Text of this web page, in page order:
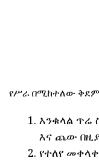
የሥራ በሚከተለው
እንቁላል ጥሬ
እና ጨው
የተለየ